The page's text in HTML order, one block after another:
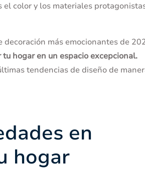
color y los materiales
más emocionantes de
hogar en un espacio excepcional.
tendencias de diseño de
en
hogar